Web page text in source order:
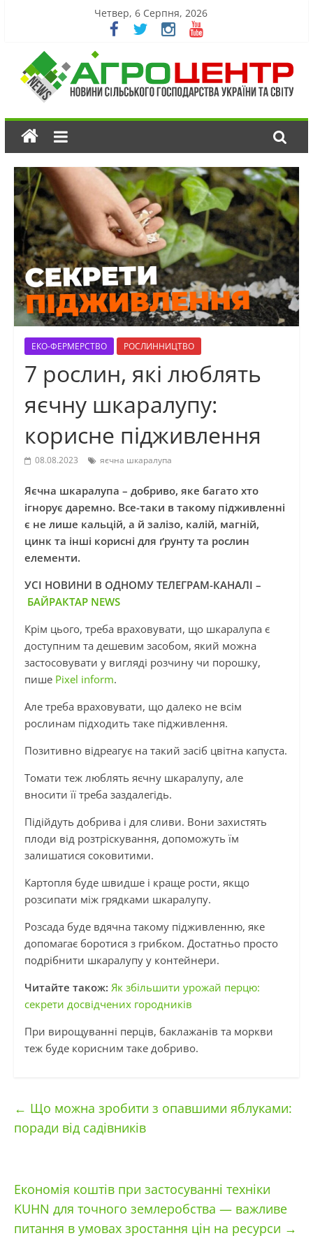
Четвер, 6 Серпня, 2026
ЕКО-ФЕРМЕРСТВО РОСЛИННИЦТВО
7 рослин, які люблять
яєчну шкаралупу:
корисне підживлення
08.08.2023 яєчна шкаралупа
Яєчна шкаралупа – добриво, яке багато хто
ігнорує даремно. Все-таки в такому підживленні
є не лише кальцій, а й залізо, калій, магній,
цинк та інші корисні для ґрунту та рослин
елементи.
УСІ НОВИНИ В ОДНОМУ ТЕЛЕГРАМ-КАНАЛІ –
БАЙРАКТАР NEWS
Крім цього, треба враховувати, що шкаралупа є
доступним та дешевим засобом, який можна
застосовувати у вигляді розчину чи порошку,
пише Pixel inform.
Але треба враховувати, що далеко не всім
рослинам підходить таке підживлення.
Позитивно відреагує на такий засіб цвітна капуста.
Томати теж люблять яєчну шкаралупу, але
вносити її треба заздалегідь.
Підійдуть добрива і для сливи. Вони захистять
плоди від розтріскування, допоможуть їм
залишатися соковитими.
Картопля буде швидше і краще рости, якщо
розсипати між грядками шкаралупу.
Розсада буде вдячна такому підживленню, яке
допомагає боротися з грибком. Достатньо просто
подрібнити шкаралупу у контейнери.
Читайте також: Як збільшити урожай перцю:
секрети досвідчених городників
При вирощуванні перців, баклажанів та моркви
теж буде корисним таке добриво.
← Що можна зробити з опавшими яблуками:
поради від садівників
Економія коштів при застосуванні техніки
KUHN для точного землеробства — важливе
питання в умовах зростання цін на ресурси →